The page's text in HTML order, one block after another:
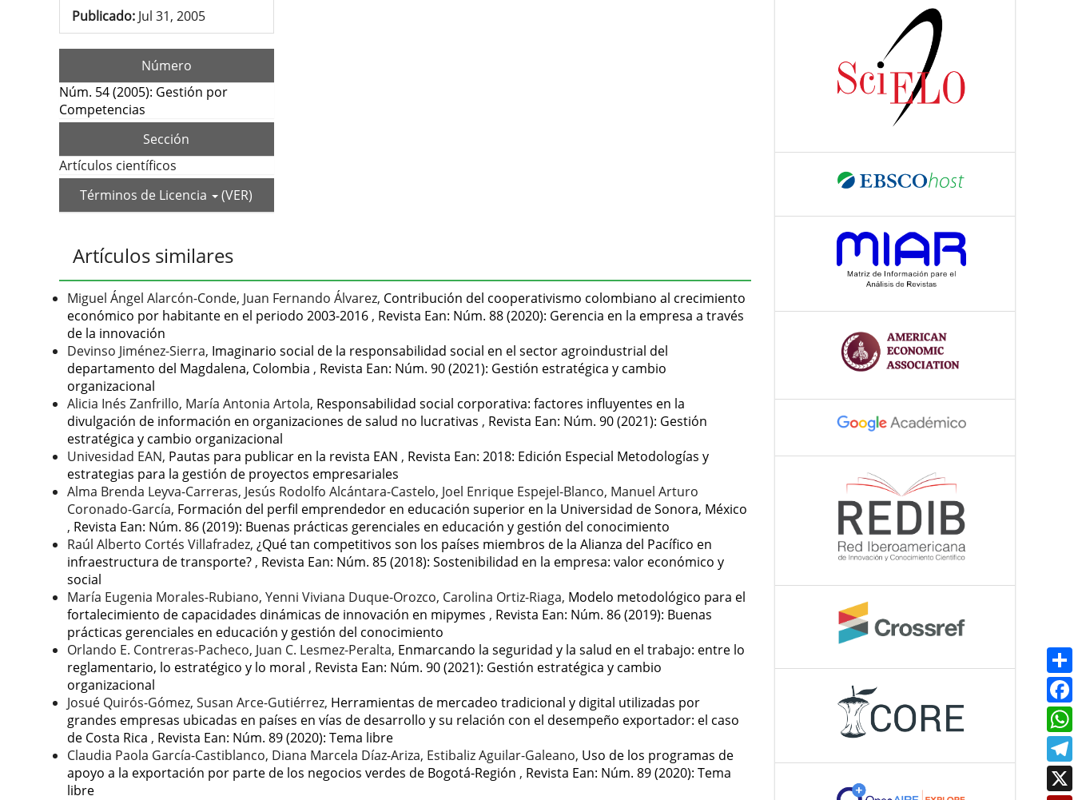
Publicado: Jul 31, 2005
Número
Núm. 54 (2005): Gestión por
Competencias
Sección
Artículos científicos
Términos de Licencia
(VER)
Artículos similares
Miguel Ángel Alarcón-Conde, Juan Fernando Álvarez, Contribución del cooperativismo colombiano al crecimiento
económico por habitante en el periodo 2003-2016 , Revista Ean: Núm. 88 (2020): Gerencia en la empresa a través
de la innovación
Devinso Jiménez-Sierra, Imaginario social de la responsabilidad social en el sector agroindustrial del
departamento del Magdalena, Colombia , Revista Ean: Núm. 90 (2021): Gestión estratégica y cambio
organizacional
Alicia Inés Zanfrillo, María Antonia Artola, Responsabilidad social corporativa: factores influyentes en la
divulgación de información en organizaciones de salud no lucrativas , Revista Ean: Núm. 90 (2021): Gestión
estratégica y cambio organizacional
Univesidad EAN, Pautas para publicar en la revista EAN , Revista Ean: 2018: Edición Especial Metodologías y
estrategias para la gestión de proyectos empresariales
Alma Brenda Leyva-Carreras, Jesús Rodolfo Alcántara-Castelo, Joel Enrique Espejel-Blanco, Manuel Arturo
Coronado-García, Formación del perfil emprendedor en educación superior en la Universidad de Sonora, México
, Revista Ean: Núm. 86 (2019): Buenas prácticas gerenciales en educación y gestión del conocimiento
Raúl Alberto Cortés Villafradez, ¿Qué tan competitivos son los países miembros de la Alianza del Pacífico en
infraestructura de transporte? , Revista Ean: Núm. 85 (2018): Sostenibilidad en la empresa: valor económico y
social
María Eugenia Morales-Rubiano, Yenni Viviana Duque-Orozco, Carolina Ortiz-Riaga, Modelo metodológico para el
fortalecimiento de capacidades dinámicas de innovación en mipymes , Revista Ean: Núm. 86 (2019): Buenas
prácticas gerenciales en educación y gestión del conocimiento
Orlando E. Contreras-Pacheco, Juan C. Lesmez-Peralta, Enmarcando la seguridad y la salud en el trabajo: entre lo
reglamentario, lo estratégico y lo moral , Revista Ean: Núm. 90 (2021): Gestión estratégica y cambio
organizacional
Josué Quirós-Gómez, Susan Arce-Gutiérrez, Herramientas de mercadeo tradicional y digital utilizadas por
grandes empresas ubicadas en países en vías de desarrollo y su relación con el desempeño exportador: el caso
de Costa Rica , Revista Ean: Núm. 89 (2020): Tema libre
Claudia Paola García-Castiblanco, Diana Marcela Díaz-Ariza, Estibaliz Aguilar-Galeano, Uso de los programas de
apoyo a la exportación por parte de los negocios verdes de Bogotá-Región , Revista Ean: Núm. 89 (2020): Tema
libre